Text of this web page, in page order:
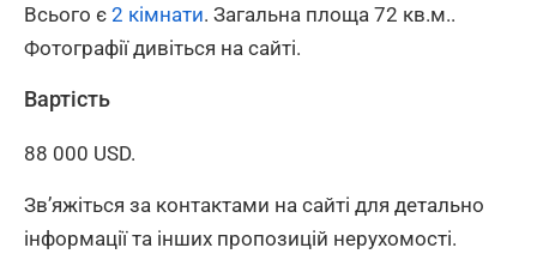
Всього є 2 кімнати. Загальна площа 72 кв.м..
Фотографії дивіться на сайті.
Вартість
88 000 USD.
Зв’яжіться за контактами на сайті для детально
інформації та інших пропозицій нерухомості.